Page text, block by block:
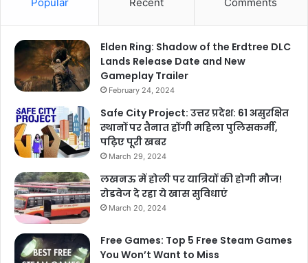
Popular Recent Comments
Elden Ring: Shadow of the Erdtree DLC
Lands Release Date and New
Gameplay Trailer
February 24, 2024
Safe City Project: उत्तर प्रदेश: 61 असुरक्षित
स्थानों पर तैनात होंगी महिला पुलिसकर्मी,
पढ़िए पूरी खबर
March 29, 2024
लखनऊ में होली पर यात्रियों की होगी मौज!
रोडवेज दे रहा ये खास सुविधाएं
March 20, 2024
Free Games: Top 5 Free Steam Games
You Won’t Want to Miss